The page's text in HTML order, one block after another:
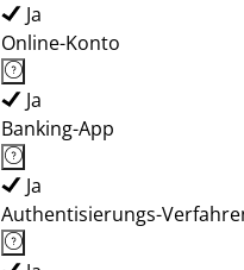
Ja
Online-Konto
Ja
Banking-App
Ja
Authentisierungs-